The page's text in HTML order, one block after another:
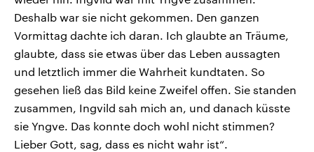
Deshalb war sie nicht gekommen. Den ganzen
Vormittag dachte ich daran. Ich glaubte an Träume,
glaubte, dass sie etwas über das Leben aussagten
und letztlich immer die Wahrheit kundtaten. So
gesehen ließ das Bild keine Zweifel offen. Sie standen
zusammen, Ingvild sah mich an, und danach küsste
sie Yngve. Das konnte doch wohl nicht stimmen?
Lieber Gott, sag, dass es nicht wahr ist“.